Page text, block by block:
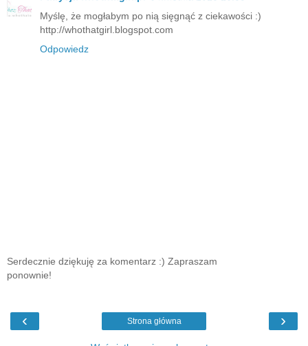
Myślę, że mogłabym po nią sięgnąć z ciekawości :)
http://whothatgirl.blogspot.com
Odpowiedz
Serdecznie dziękuję za komentarz :) Zapraszam
ponownie!
‹ ›
Strona główna